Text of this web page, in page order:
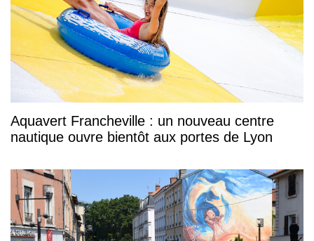
Aquavert Francheville : un nouveau centre
nautique ouvre bientôt aux portes de Lyon